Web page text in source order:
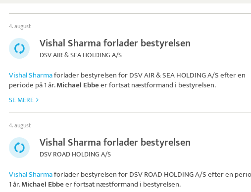
4. august
Vishal Sharma forlader bestyrelsen
DSV AIR & SEA HOLDING A/S
Vishal Sharmaforlader bestyrelsen forDSV AIR & SEA HOLDING A/Sefter en
periode på 1 år.Michael Ebbeer fortsat næstformand i bestyrelsen.
SE MERE
4. august
Vishal Sharma forlader bestyrelsen
DSV ROAD HOLDING A/S
Vishal Sharmaforlader bestyrelsen forDSV ROAD HOLDING A/Sefter en
1 år.Michael Ebbeer fortsat næstformand i bestyrelsen.